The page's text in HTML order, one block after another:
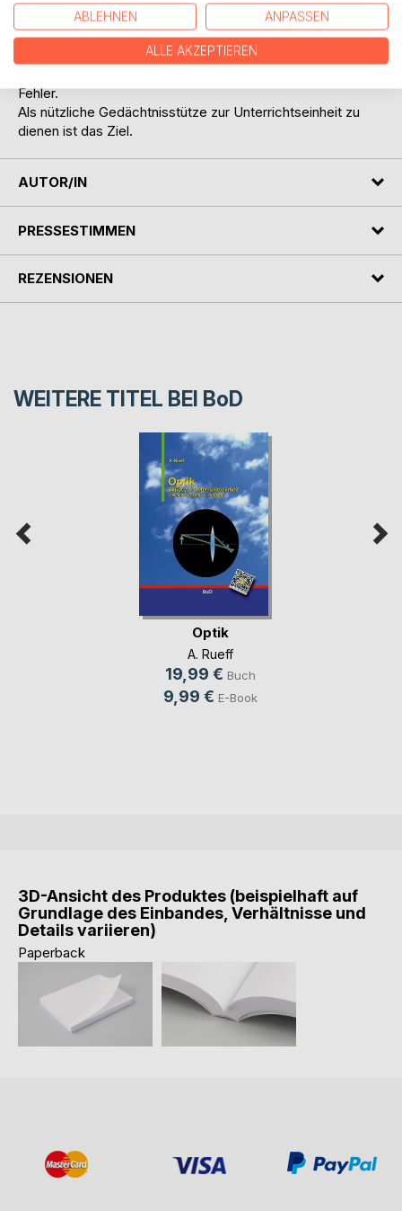
es sich auch bei sorgfältigster Bearbeitung kaum
vermeiden, dass sich Druckfehler einschleichen. Der
Verfasser freut sich deshalb über
Fehler.
Als nützliche Gedächtnisstütze zur Unterrichtseinheit zu
dienen ist das Ziel.
AUTOR/IN
PRESSESTIMMEN
REZENSIONEN
WEITERE TITEL BEI BoD
Optik
A. Rueff
19,99 € Buch
9,99 € E-Book
3D-Ansicht des Produktes (beispielhaft auf
Grundlage des Einbandes, Verhältnisse und
Details variieren)
Paperback
ABLEHNEN ANPASSEN
ALLE AKZEPTIEREN